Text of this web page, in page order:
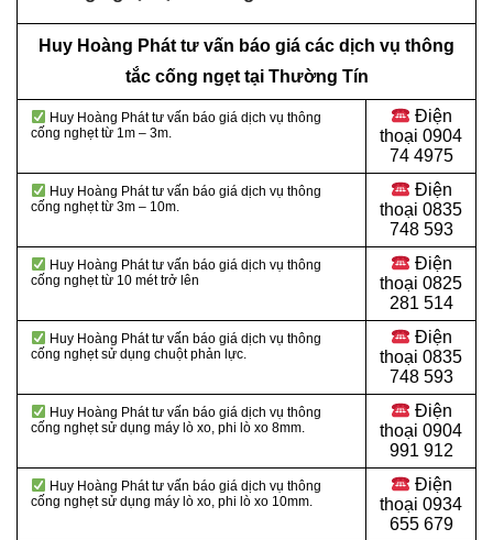
Huy Hoàng Phát tư vấn báo giá các dịch vụ thông
tắc cống ngẹt tại Thường Tín
Huy Hoàng Phát tư vấn báo giá dịch vụ thông
cống nghẹt từ 1m – 3m.
Điện
thoại 0904
74 4975
Huy Hoàng Phát tư vấn báo giá dịch vụ thông
cống nghẹt từ 3m – 10m.
Điện
thoại 0835
748 593
Huy Hoàng Phát tư vấn báo giá dịch vụ thông
cống nghẹt từ 10 mét trở lên
Điện
thoại 0825
281 514
Huy Hoàng Phát tư vấn báo giá dịch vụ thông
cống nghẹt sử dụng chuột phản lực.
Điện
thoại 0835
748 593
Huy Hoàng Phát tư vấn báo giá dịch vụ thông
cống nghẹt sử dụng máy lò xo, phi lò xo 8mm.
Điện
thoại 0904
991 912
Huy Hoàng Phát tư vấn báo giá dịch vụ thông
cống nghẹt sử dụng máy lò xo, phi lò xo 10mm.
Điện
thoại 0934
655 679